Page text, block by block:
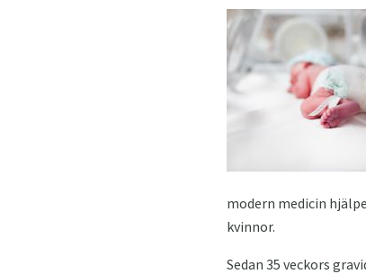
modern medicin
kvinnor.
Sedan 35 veckors